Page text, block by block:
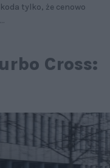
tylko, że cenowo
Cross: